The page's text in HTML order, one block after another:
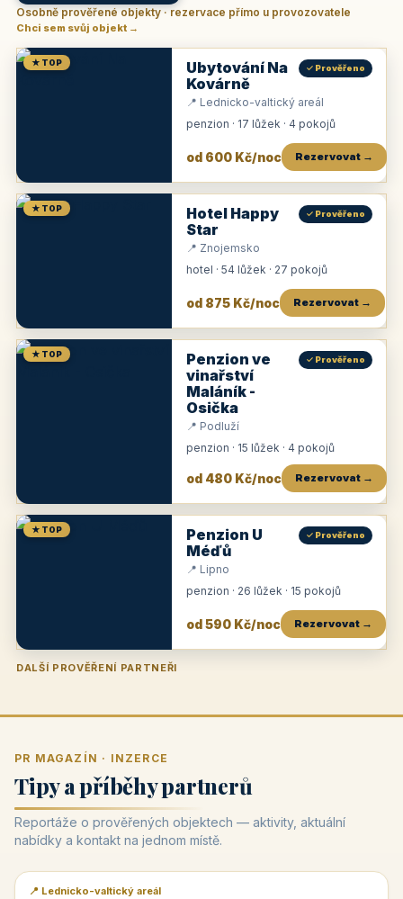
Osobně prověřené objekty · rezervace přímo u provozovatele
Chci sem svůj objekt →
★ TOP
Ubytování Na
Kovárně
✓ Prověřeno
📍 Lednicko-valtický areál
penzion · 17 lůžek · 4 pokojů
od 600 Kč/noc Rezervovat →
★ TOP
Hotel Happy
Star
✓ Prověřeno
📍 Znojemsko
hotel · 54 lůžek · 27 pokojů
od 875 Kč/noc Rezervovat →
★ TOP
Penzion ve
vinařství
Maláník -
Osička
✓ Prověřeno
📍 Podluží
penzion · 15 lůžek · 4 pokojů
od 480 Kč/noc Rezervovat →
★ TOP
Penzion U
Méďů
✓ Prověřeno
📍 Lipno
penzion · 26 lůžek · 15 pokojů
od 590 Kč/noc Rezervovat →
DALŠÍ PROVĚŘENÍ PARTNEŘI
Penzion U Zámku Pension Faber
PR MAGAZÍN · INZERCE
Tipy a příběhy partnerů
Reportáže o prověřených objektech — aktivity, aktuální
nabídky a kontakt na jednom místě.
📰 PR článek
📍 Lednicko-valtický areál